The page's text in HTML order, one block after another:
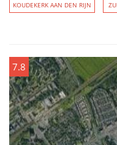
KOUDEKERK AAN DEN RIJN
7.8